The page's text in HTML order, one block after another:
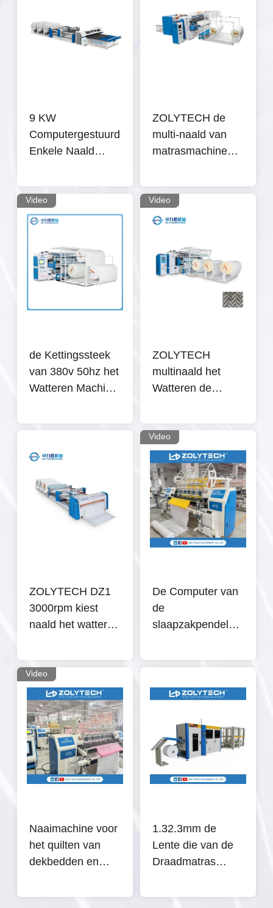
9 KW
Computergestuurde
Enkele Naald
ZOLYTECH de
multi-naald van
matrasmachines
het watteren de
steek van de
machineketting
Video
de Kettingssteek
van 380v 50hz het
Watteren Machine
Machines van de
Video
ZOLYTECH
multinaald het
Watteren de
van
Machinecommputerized
voor dekbedden
ZOLYTECH DZ1
3000rpm kiest
naald het watteren
machine de hoge
snelheid
geautomatiseerde
ketting voor
dekbedden uit
Video
De Computer van
de
slaapzakpendel
Machine voor
Video
Naaimachine voor
het quilten van
dekbedden en
stoelhoezen
1.32.3mm de
Lente die van de
Draadmatras
Automatische